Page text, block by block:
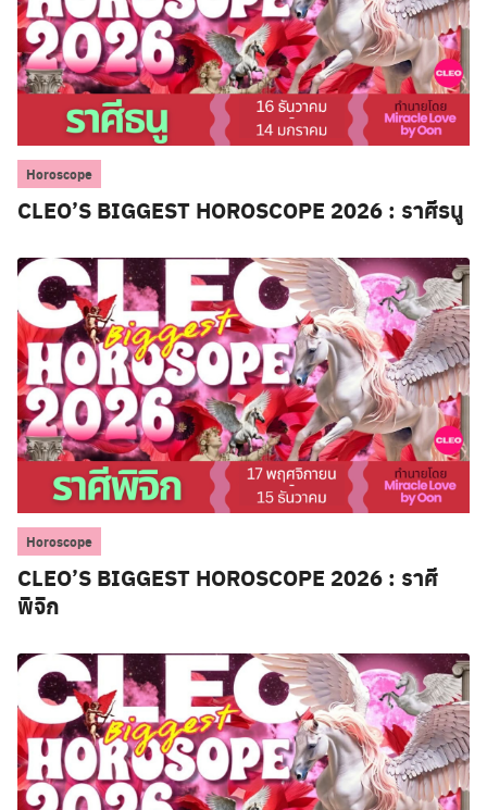
Horoscope
CLEO’S BIGGEST HOROSCOPE 2026 : ราศีธนู
Horoscope
CLEO’S BIGGEST HOROSCOPE 2026 : ราศี
พิจิก